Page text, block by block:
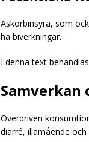
Askorbinsyra, som
ha biverkningar.
I denna text
Samverkan
Överdriven
diarré, illamående